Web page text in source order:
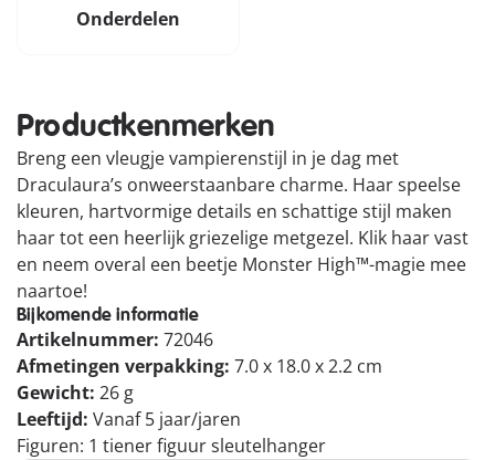
Onderdelen
Productkenmerken
Breng een vleugje vampierenstijl in je dag met
Draculaura’s onweerstaanbare charme. Haar speelse
kleuren, hartvormige details en schattige stijl maken
haar tot een heerlijk griezelige metgezel. Klik haar vast
en neem overal een beetje Monster High™-magie mee
naartoe!
Bijkomende informatie
Artikelnummer: 72046
Afmetingen verpakking: 7.0 x 18.0 x 2.2 cm
Gewicht: 26 g
Leeftijd: Vanaf 5 jaar/jaren
Figuren: 1 tiener figuur sleutelhanger